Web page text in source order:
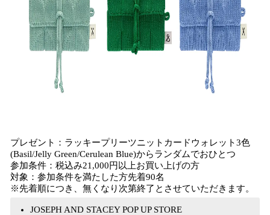
プレゼント：ラッキープリーツニットカードウォレット3色
(Basil/Jelly Green/Cerulean Blue)からランダムでおひとつ
参加条件：税込み21,000円以上お買い上げの方
対象：参加条件を満たした方先着90名
※先着順につき、無くなり次第終了とさせていただきます。
JOSEPH AND STACEY POP UP STORE